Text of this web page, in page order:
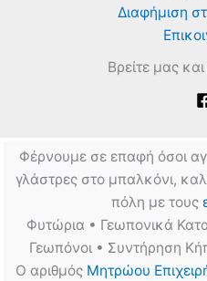
Διαφήμιση
Βρείτε μας
Φέρνουμε σε επαφή όσοι
γλάστρες στο μπαλκόνι,
πόλη με τους
Φυτώρια • Γεωπονικά
Γεωπόνοι • Συντήρηση
Ο αριθμός Μητρώου